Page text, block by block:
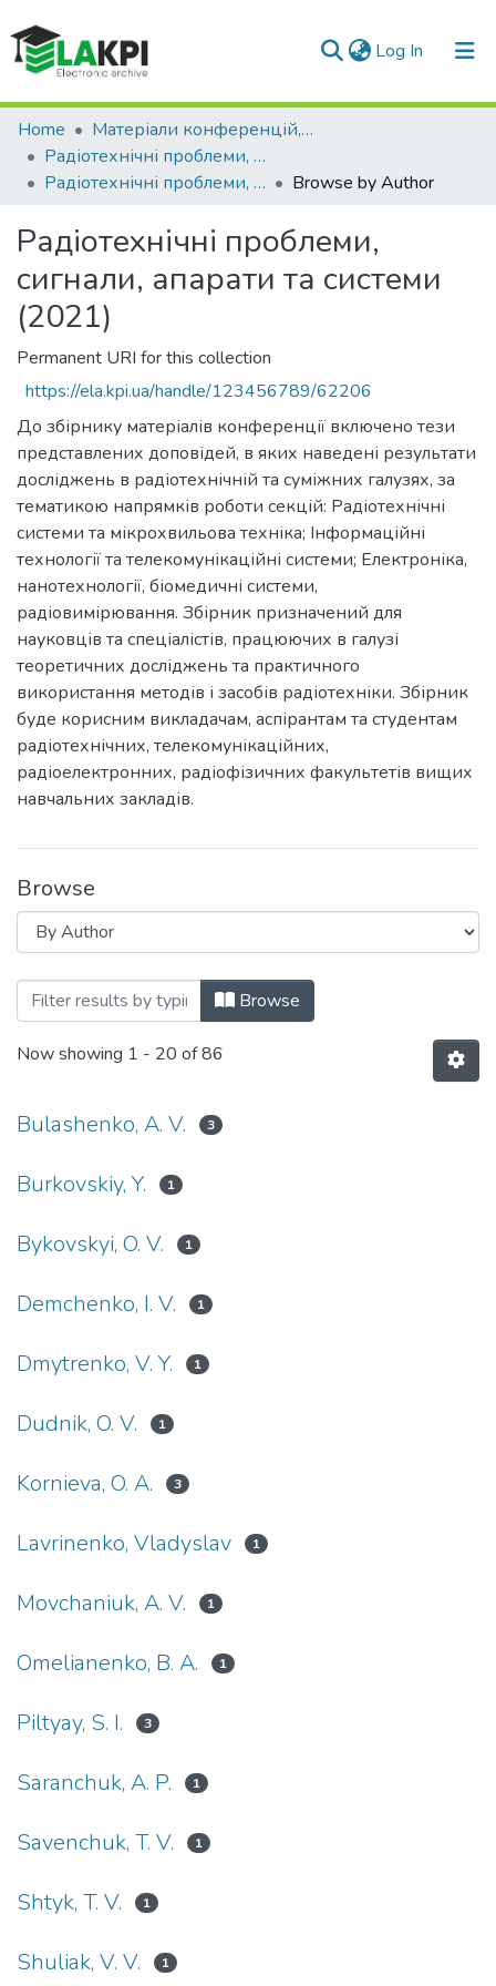
Log In (current)
Communities & Collections
All of DSpace
Home
Матеріали конференцій, семінарів і т.п.
Радіотехнічні проблеми, сигнали, апарати та системи
Радіотехнічні проблеми, сигнали, апарати та системи (2021)
Browse by Author
Радіотехнічні проблеми,
сигнали, апарати та системи
(2021)
Permanent URI for this collection
https://ela.kpi.ua/handle/123456789/62206
До збірнику матеріалів конференції включено тези
представлених доповідей, в яких наведені результати
досліджень в радіотехнічній та суміжних галузях, за
тематикою напрямків роботи секцій: Радіотехнічні
системи та мікрохвильова техніка; Інформаційні
технології та телекомунікаційні системи; Електроніка,
нанотехнології, біомедичні системи,
радіовимірювання. Збірник призначений для
науковців та спеціалістів, працюючих в галузі
теоретичних досліджень та практичного
використання методів і засобів радіотехніки. Збірник
буде корисним викладачам, аспірантам та студентам
радіотехнічних, телекомунікаційних,
радіоелектронних, радіофізичних факультетів вищих
навчальних закладів.
Browse
Browsing Радіотехнічні проблеми,
Browse
Now showing 1 - 20 of 86
Bulashenko, A. V. 3
Burkovskiy, Y. 1
Bykovskyi, O. V. 1
Demchenko, I. V. 1
Dmytrenko, V. Y. 1
Dudnik, O. V. 1
Kornieva, O. A. 3
Lavrinenko, Vladyslav 1
Movchaniuk, A. V. 1
Omelianenko, B. A. 1
Piltyay, S. І. 3
Saranchuk, A. P. 1
Savenchuk, T. V. 1
Shtyk, T. V. 1
Shuliak, V. V. 1